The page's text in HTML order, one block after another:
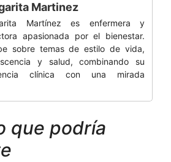
Martinez
Martínez es enfermera y
apasionada por el bienestar.
sobre temas de estilo de vida,
y salud, combinando su
clínica con una mirada
que podría